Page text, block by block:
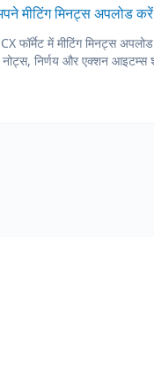
मीटिंग मिनट्स अपलोड करें
फॉर्मेट में मीटिंग मिनट्स
नोट्स, निर्णय और एक्शन आइटम्स